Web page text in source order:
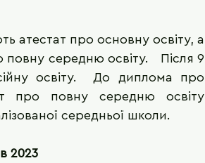
атестат про основну освіту, а
повну середню освіту.   Після 9
освіту.  До диплома про
про повну середню освіту
середньої школи.
2023